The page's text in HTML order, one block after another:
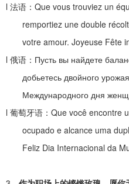
l 法语： Que vous trouviez un
remportiez une double
votre amour. Joyeuse Fête
l 俄语： Пусть вы найдете
добьетесь двойного
Международного дня
l 葡萄牙语： Que você encontre
ocupado e alcance uma
Feliz Dia Internacional da